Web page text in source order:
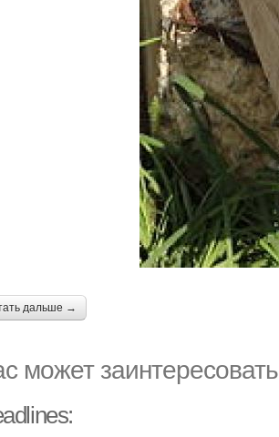
дальше →
может заинтересовать